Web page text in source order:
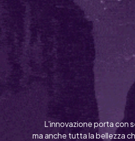
L'innovazione porta con
ma anche tutta la bellezza